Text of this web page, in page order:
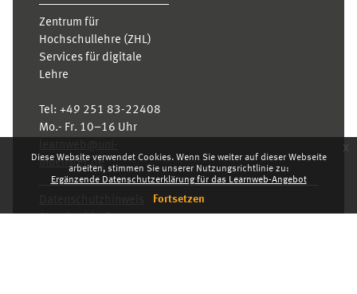
Diese Website verwendet Cookies. Wenn Sie weiter auf dieser Webseite
arbeiten, stimmen Sie unserer Nutzungsrichtlinie zu:
Ergänzende Datenschutzerklärung für das Learnweb-Angebot
Fortsetzen
x
Zentrum für
Hochschullehre (ZHL)
Services für digitale
Lehre
Tel: +49 251 83-22408
Mo.- Fr. 10–16 Uhr
muenster.de